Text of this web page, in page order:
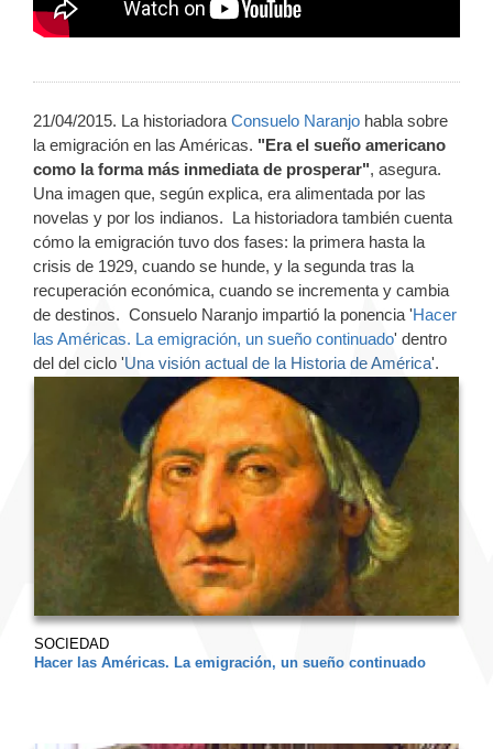
21/04/2015. La historiadora Consuelo Naranjo habla sobre
la emigración en las Américas. "Era el sueño americano
como la forma más inmediata de prosperar", asegura.
Una imagen que, según explica, era alimentada por las
novelas y por los indianos. La historiadora también cuenta
cómo la emigración tuvo dos fases: la primera hasta la
crisis de 1929, cuando se hunde, y la segunda tras la
recuperación económica, cuando se incrementa y cambia
de destinos. Consuelo Naranjo impartió la ponencia 'Hacer
las Américas. La emigración, un sueño continuado' dentro
del del ciclo 'Una visión actual de la Historia de América'.
SOCIEDAD
Hacer las Américas. La emigración, un sueño continuado